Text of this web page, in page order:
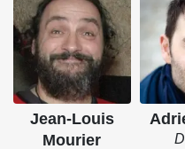
Jean-Louis
Mourier